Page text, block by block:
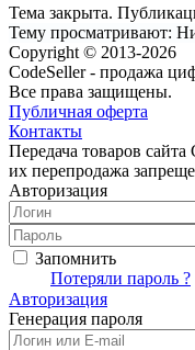
Тема закрыта.
Тему просматривают:
Copyright © 2013-2026
CodeSeller - продажа
Все права защищены.
Публичная оферта
Контакты
Передача товаров
их перепродажа
Авторизация
Запомнить
Потеряли пароль ?
Авторизация
Генерация пароля